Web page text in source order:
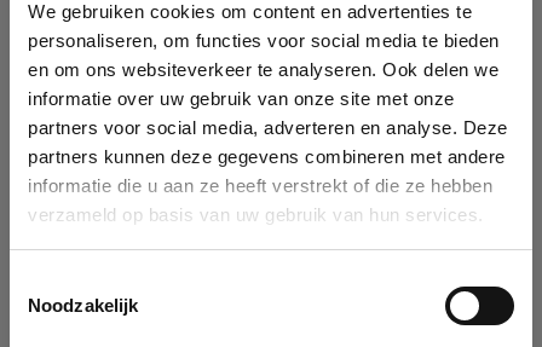
We gebruiken cookies om content en advertenties te
personaliseren, om functies voor social media te bieden
en om ons websiteverkeer te analyseren. Ook delen we
informatie over uw gebruik van onze site met onze
partners voor social media, adverteren en analyse. Deze
partners kunnen deze gegevens combineren met andere
informatie die u aan ze heeft verstrekt of die ze hebben
verzameld op basis van uw gebruik van hun services.
Noodzakelijk
Company
Identification
Please fill in your company details
You can search a company in our database by name, VAT or
enterprise ID. When a company is selected it will auto-complete the
form. If you don't find your company in our database, you can create
service.
See details
Ok